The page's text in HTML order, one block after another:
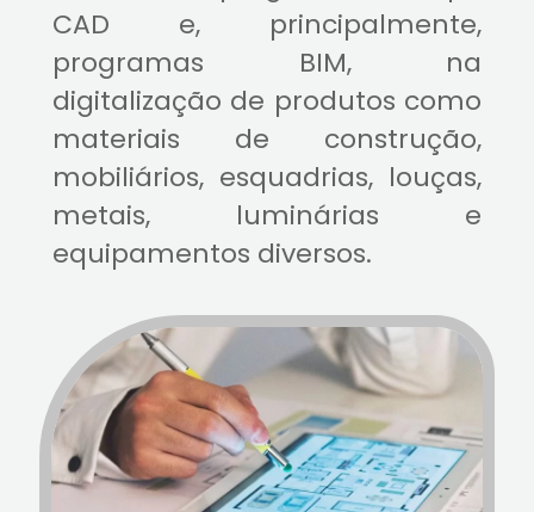
CAD e, principalmente,
programas BIM, na
digitalização de produtos como
materiais de construção,
mobiliários, esquadrias, louças,
metais, luminárias e
equipamentos diversos.